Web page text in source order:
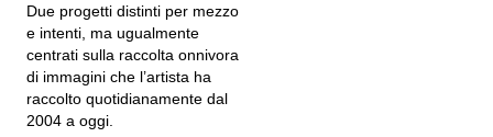
Due progetti distinti per mezzo
e intenti, ma ugualmente
centrati sulla raccolta onnivora
di immagini che l’artista ha
raccolto quotidianamente dal
2004 a oggi.